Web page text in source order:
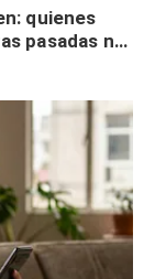
quienes
pasadas no
de